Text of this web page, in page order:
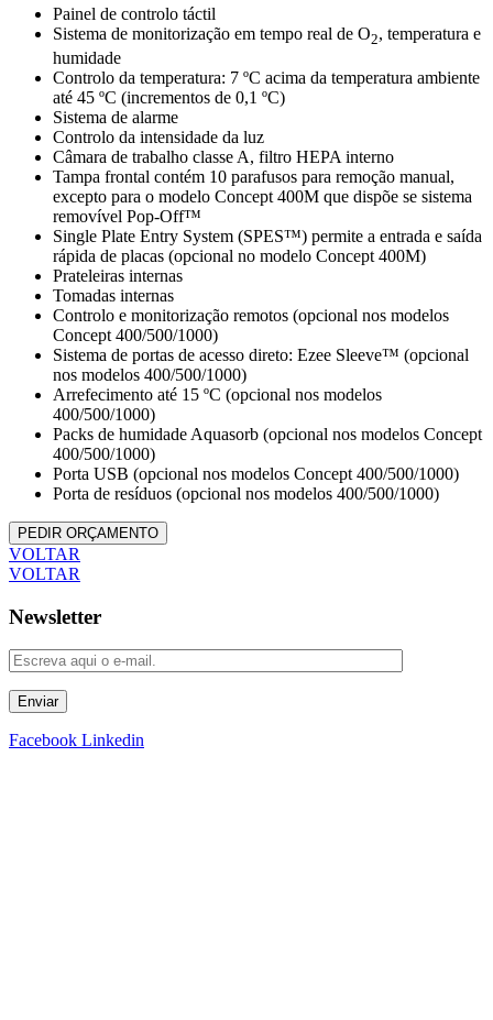
Painel de controlo táctil
Sistema de monitorização em tempo real de O2, temperatura e
humidade
Controlo da temperatura: 7 ºC acima da temperatura ambiente
até 45 ºC (incrementos de 0,1 ºC)
Sistema de alarme
Controlo da intensidade da luz
Câmara de trabalho classe A, filtro HEPA interno
Tampa frontal contém 10 parafusos para remoção manual,
excepto para o modelo Concept 400M que dispõe se sistema
removível Pop-Off™
Single Plate Entry System (SPES™) permite a entrada e saída
rápida de placas (opcional no modelo Concept 400M)
Prateleiras internas
Tomadas internas
Controlo e monitorização remotos (opcional nos modelos
Concept 400/500/1000)
Sistema de portas de acesso direto: Ezee Sleeve™ (opcional
nos modelos 400/500/1000)
Arrefecimento até 15 ºC (opcional nos modelos
400/500/1000)
Packs de humidade Aquasorb (opcional nos modelos Concept
400/500/1000)
Porta USB (opcional nos modelos Concept 400/500/1000)
Porta de resíduos (opcional nos modelos 400/500/1000)
PEDIR ORÇAMENTO
VOLTAR
VOLTAR
Newsletter
Enviar
Facebook Linkedin